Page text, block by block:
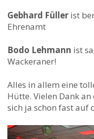
Gebhard Füller ist
Ehrenamt
Bodo Lehmann ist
Wackeraner!
Alles in allem eine
Hütte. Vielen Dank
sich ja schon fast auf